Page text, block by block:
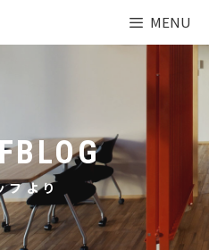
MENU
フより